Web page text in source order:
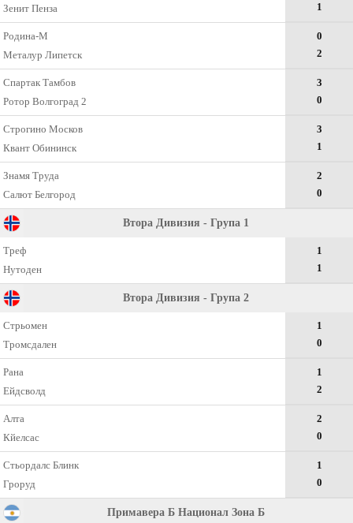
Зенит Пенза
1
Родина-М
Металур Липетск
0
2
Спартак Тамбов
Ротор Волгоград 2
3
0
Строгино Москов
Квант Обининск
3
1
Знамя Труда
Салют Белгород
2
0
Втора Дивизия - Група 1
Треф
Нутоден
1
1
Втора Дивизия - Група 2
Стрьомен
Тромсдален
1
0
Рана
Ейдсволд
1
2
Алта
Кйелсас
2
0
Стьордалс Блинк
Гроруд
1
0
Примавера Б Национал Зона Б